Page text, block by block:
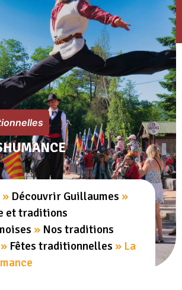
» Découvrir Guillaumes »
et traditions
» Nos traditions
» Fêtes traditionnelles » La